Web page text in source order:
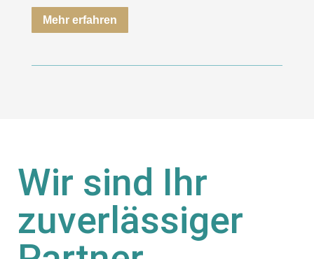
Mehr erfahren
Wir sind Ihr
zuverlässiger